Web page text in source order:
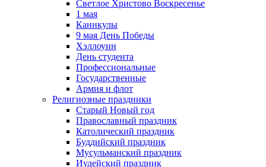
Светлое Христово Воскресенье
1 мая
Каникулы
9 мая День Победы
Хэллоуин
День студента
Профессиональные
Государственные
Армия и флот
Религиозные праздники
Старый Новый год
Православный праздник
Католический праздник
Буддийский праздник
Мусульманский праздник
Иудейский праздник